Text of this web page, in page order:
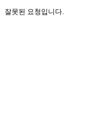
잘못된 요청입니다.